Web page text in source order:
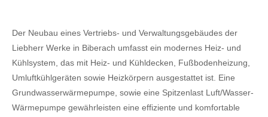
Der Neubau eines Vertriebs- und Verwaltungsgebäudes der
Liebherr Werke in Biberach umfasst ein modernes Heiz- und
Kühlsystem, das mit Heiz- und Kühldecken, Fußbodenheizung,
Umluftkühlgeräten sowie Heizkörpern ausgestattet ist. Eine
Grundwasserwärmepumpe, sowie eine Spitzenlast Luft/Wasser-
Wärmepumpe gewährleisten eine effiziente und komfortable